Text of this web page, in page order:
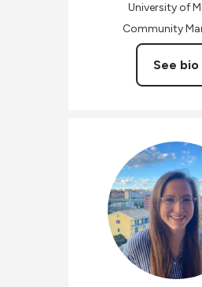
University of
Community
See bio